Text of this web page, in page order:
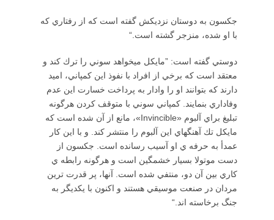
جكسون به دوستان نزديكش گفته است كه از رفتاري كه
با او شده، منزجر گشته است.“
دوستي گفته است: ”مايكل ميخواهد سوني را ترك كند و
معتقد است كه برخي از افراد با نفوذ اين كمپاني، اميد
دارند كه بتوانند او را وادار به پرداخت خسارت اين عدم
وفاداري بنمايند. كمپاني سوني با متوقف كردن هرگونه
تبليغ براي آلبوم «Invincible»، مانع از آن شده است كه
مايكل تك آهنگهاي اين آلبوم را منتشر كند. و با اين كار
عمدأ به حرفه ي او آسيب رسانده است. جكسون از
دست موتولا بسيار خشمگين است و هرگونه رابطه ي
كاري بين آن دو، منتفي شده است. آنها، پر قدرت ترين
مردان در صنعت موسيقي هستند و اكنون با يكديگر به
جنگ برخاسته اند.“